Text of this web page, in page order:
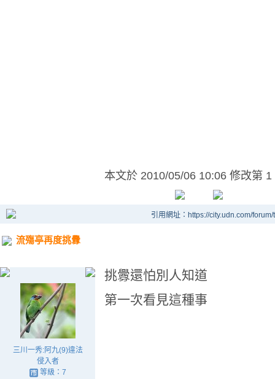
本文於 2010/05/06 10:06 修改第 1
引用網址：https://city.udn.com/
流殤亭再度挑釁
三川一秀:阿九(9)違法
侵入者
等級：7
挑釁還怕別人知道
第一次看見這種事